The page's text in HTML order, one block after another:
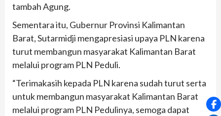
tambah Agung.
Sementara itu, Gubernur Provinsi Kalimantan
Barat, Sutarmidji mengapresiasi upaya PLN karena
turut membangun masyarakat Kalimantan Barat
melalui program PLN Peduli.
“Terimakasih kepada PLN karena sudah turut serta
untuk membangun masyarakat Kalimantan Barat
melalui program PLN Pedulinya, semoga dapat